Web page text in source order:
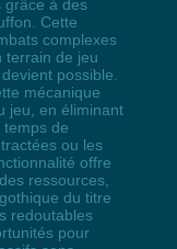
grâce à des
Cette
complexes
terrain de jeu
possible.
mécanique
jeu, en éliminant
de
ou les
offre
ressources,
du titre
redoutables
pour